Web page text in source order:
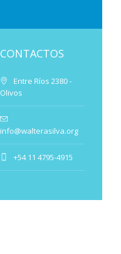
CONTACTOS
Entre Ríos 2380 -
Olivos
info@walterasilva.org
+54 11 4795-4915